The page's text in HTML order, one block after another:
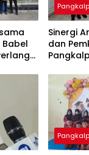
Babel
‎Sinergi
dan